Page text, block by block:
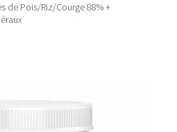
de Pois/Riz/Courge 88% +